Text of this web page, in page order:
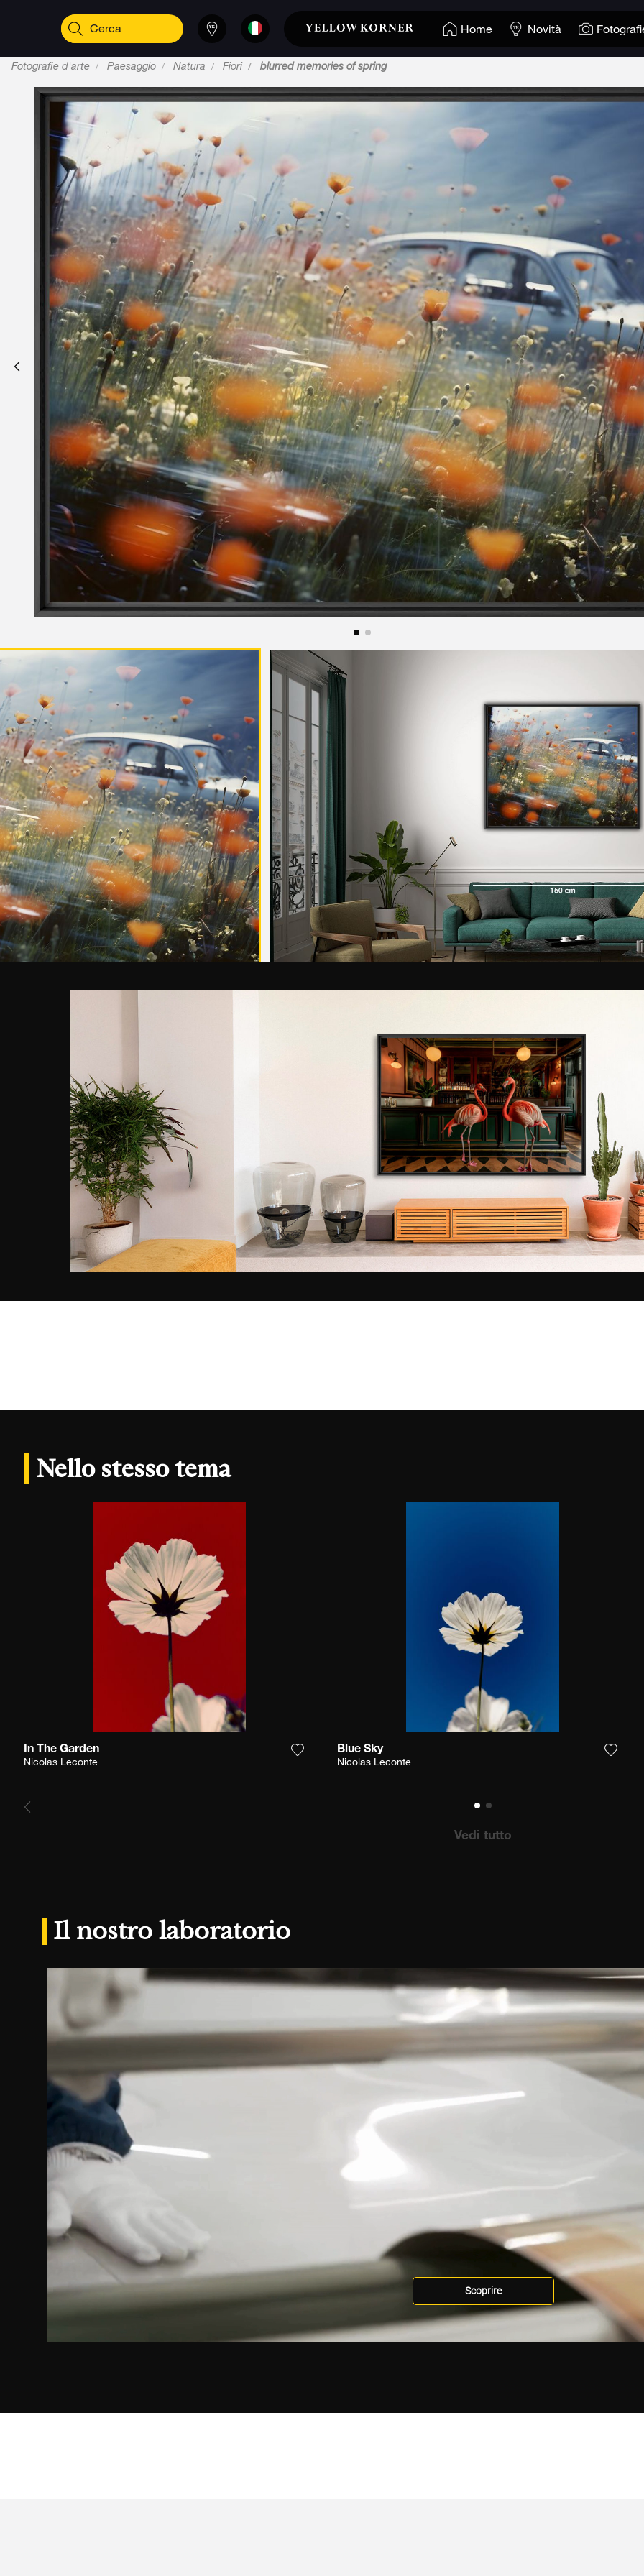
Home Novità
Fotografie d'arte Paesaggio Natura Fiori blurred memories of spring
Nello stesso tema
In The Garden
Nicolas Leconte Aggiungi la fotografia alla mia lista dei desideri
Blue Sky
Nicolas Leconte
Vedi tutto
Il nostro laboratorio
Scoprire